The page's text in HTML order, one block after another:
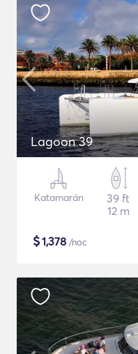
Lagoon 39
Katamarán
39 ft
12 m
$1,378 /noc